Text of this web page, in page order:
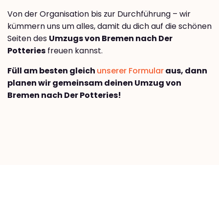
Von der Organisation bis zur Durchführung – wir
kümmern uns um alles, damit du dich auf die schönen
Seiten des Umzugs von Bremen nach Der
Potteries freuen kannst.
Füll am besten gleich unserer Formularaus, dann
planen wir gemeinsam deinen Umzug von
Bremen nach Der Potteries!